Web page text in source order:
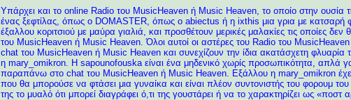
Υπάρχει και το online Radio του MusicHeaven ή Music Heaven, το οποίο στην ουσία
ένας ξεφτίλας, όπως ο DOMASTER, όπως ο abiectus ή η ixthis μια γρια με κατσαρή
έξαλλου κοριτσιού με μαύρα γιαλιά, και προσθέτουν μερικές μαλακίες τις οποίες
του MusicHeaven ή Music Heaven. Όλοι αυτοί οι αστέρες του Radio του
chat του MusicHeaven ή Music Heaven και συνεχίζουν την ίδια ακατάσχετη φλυαρία
η mary_omikron. Η sapounofouska είναι ένα μηδενικό χωρίς προσωπικότητα, απλά
παραπάνω στο chat του MusicHeaven ή Music Heaven. Εξάλλου η mary_omikron
που θα μπορούσε να φτάσει μια γυναίκα και είναι πλέον συντονιστής του φορουμ
της το μυαλό ότι μπορεί διαγράφει ό,τι της γουστάρει ή να το χαρακτηρίζει ως «ποστ